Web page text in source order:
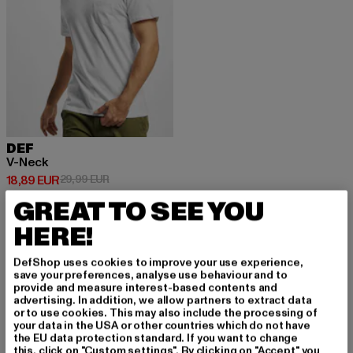
DEF
V-Neck
18,89 EUR
Ajankohtainen hinta: 18,89 EUR
29,99 EURKampanjahinta: 29,99 EUR
REKISTERÖIDY PYS
YÄKSESI INSPIROIT
GREAT TO SEE YOU
HERE!
DefShop uses cookies to improve your use experience,
save your preferences, analyse use behaviour and to
provide and measure interest-based contents and
advertising. In addition, we allow partners to extract data
or to use cookies. This may also include the processing of
your data in the USA or other countries which do not have
the EU data protection standard. If you want to change